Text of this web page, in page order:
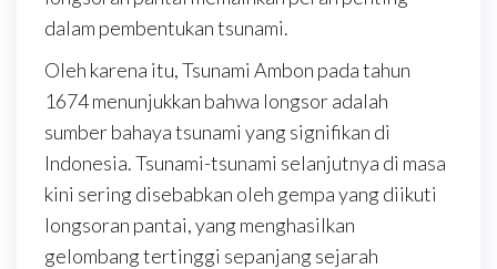
dalam pembentukan tsunami.
Oleh karena itu, Tsunami Ambon pada tahun
1674 menunjukkan bahwa longsor adalah
sumber bahaya tsunami yang signifikan di
Indonesia. Tsunami-tsunami selanjutnya di masa
kini sering disebabkan oleh gempa yang diikuti
longsoran pantai, yang menghasilkan
gelombang tertinggi sepanjang sejarah